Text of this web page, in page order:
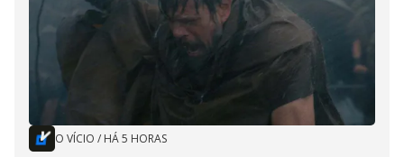
O VÍCIO / HÁ 5 HORAS